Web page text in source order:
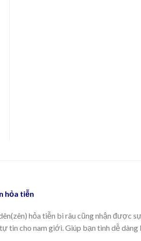
hỏa tiễn
hỏa tiễn bi râu cũng nhận được
tin cho nam giới. Giúp bạn tình dễ dàng